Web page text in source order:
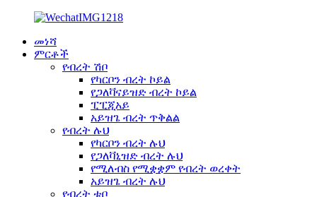
መነሻ
ምርቶች
የብረት ሽቦ
የካርቦን ብረት ኮይል
የጋለቫናይዝድ ብረት ኮይል
ፒፒጂአይ
አይዝጌ ብረት ጥቅልል
የብረት ሉህ
የካርቦን ብረት ሉህ
የጋለቫኒዝድ ብረት ሉህ
የሚለብስ የሚቋቋም የብረት ወረቀት
አይዝጌ ብረት ሉህ
የብረት ቱቦ